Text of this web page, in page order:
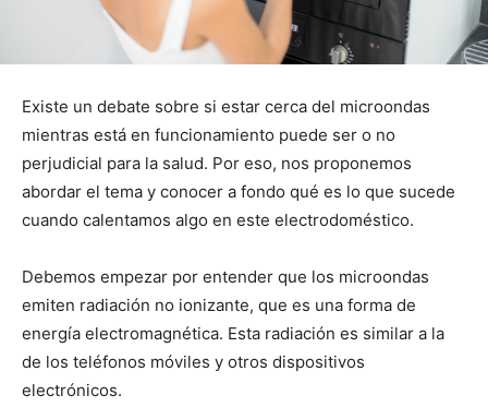
Existe un debate sobre si estar cerca del microondas
mientras está en funcionamiento puede ser o no
perjudicial para la salud. Por eso, nos proponemos
abordar el tema y conocer a fondo qué es lo que sucede
cuando calentamos algo en este electrodoméstico.
Debemos empezar por entender que los microondas
emiten radiación no ionizante, que es una forma de
energía electromagnética. Esta radiación es similar a la
de los teléfonos móviles y otros dispositivos
electrónicos.